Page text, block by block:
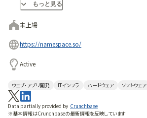
もっと見る
未上場
https://namespace.so/
Active
ウェブ・アプリ開発 ITインフラ ハードウェア ソフトウェア
Data partially provided by Crunchbase
※基本情報はCrunchbaseの最新情報を反映しています